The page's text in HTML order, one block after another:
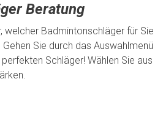
Beratung
welcher Badmintonschläger für Sie
Sie durch das Auswahlmenü
Schläger! Wählen Sie aus